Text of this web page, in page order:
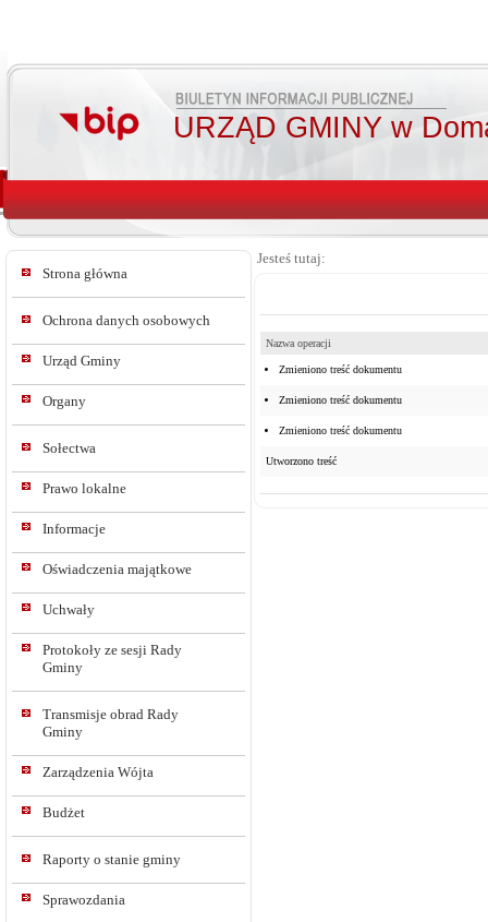
URZĄD GMINY w
Strona główna
Ochrona danych osobowych
Urząd Gminy
Organy
Sołectwa
Prawo lokalne
Informacje
Oświadczenia majątkowe
Uchwały
Protokoły ze sesji Rady
Gminy
Transmisje obrad Rady
Gminy
Zarządzenia Wójta
Budżet
Raporty o stanie gminy
Sprawozdania
Jesteś tutaj:
Nazwa operacji
Zmieniono treść dokumentu
Zmieniono treść dokumentu
Zmieniono treść dokumentu
Utworzono treść